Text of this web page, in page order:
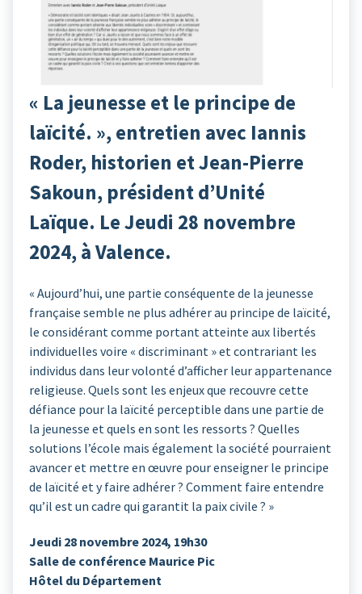
« La jeunesse et le principe de
laïcité. », entretien avec Iannis
Roder, historien et Jean-Pierre
Sakoun, président d’Unité
Laïque. Le Jeudi 28 novembre
2024, à Valence.
« Aujourd’hui, une partie conséquente de la jeunesse
française semble ne plus adhérer au principe de laïcité,
le considérant comme portant atteinte aux libertés
individuelles voire « discriminant » et contrariant les
individus dans leur volonté d’afficher leur appartenance
religieuse. Quels sont les enjeux que recouvre cette
défiance pour la laïcité perceptible dans une partie de
la jeunesse et quels en sont les ressorts ? Quelles
solutions l’école mais également la société pourraient
avancer et mettre en œuvre pour enseigner le principe
de laïcité et y faire adhérer ? Comment faire entendre
qu’il est un cadre qui garantit la paix civile ? »
Jeudi 28 novembre 2024, 19h30
Salle de conférence Maurice Pic
Hôtel du Département